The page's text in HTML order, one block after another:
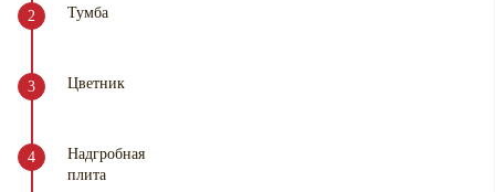
Тумба
Цветник
Надгробная
плита